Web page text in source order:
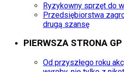
Ryzykowny sprzęt do
Przedsiębiorstwa
drugą szansę
PIERWSZA STRONA GP
Od przyszłego roku